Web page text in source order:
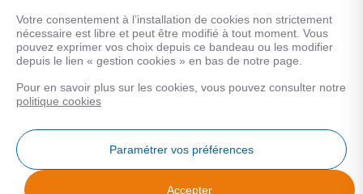
Le service de conseil en gestion de patrimoine du Groupe
CSF.
MENTIONS LEGALES
Votre consentement à l’installation de cookies non strictement
nécessaire est libre et peut être modifié à tout moment. Vous
pouvez exprimer vos choix depuis ce bandeau ou les modifier
depuis le lien « gestion cookies » en bas de notre page.
Pour en savoir plus sur les cookies, vous pouvez consulter notre
politique cookies
Paramétrer vos préférences
Accepter